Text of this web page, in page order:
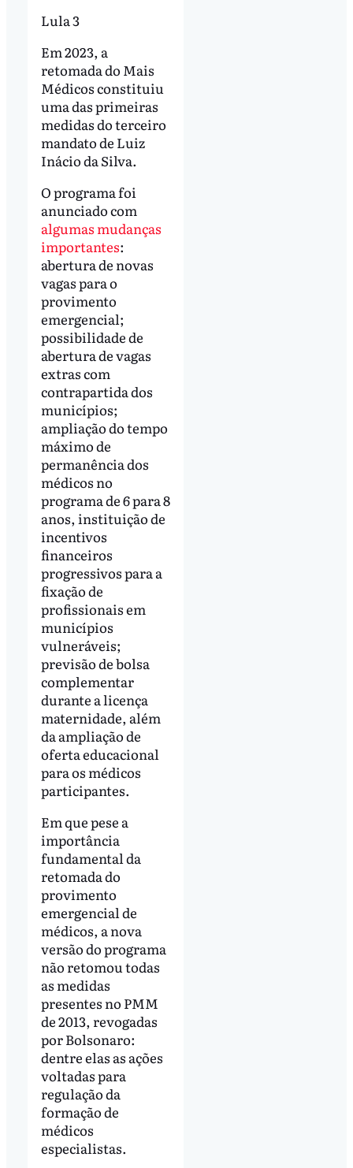
Lula 3
Em 2023, a
retomada do Mais
Médicos constituiu
uma das primeiras
medidas do terceiro
mandato de Luiz
Inácio da Silva.
O programa foi
anunciado com
algumas mudanças
importantes:
abertura de novas
vagas para o
provimento
emergencial;
possibilidade de
abertura de vagas
extras com
contrapartida dos
municípios;
ampliação do tempo
máximo de
permanência dos
médicos no
programa de 6 para 8
anos, instituição de
incentivos
financeiros
progressivos para a
fixação de
profissionais em
municípios
vulneráveis;
previsão de bolsa
complementar
durante a licença
maternidade, além
da ampliação de
oferta educacional
para os médicos
participantes.
Em que pese a
importância
fundamental da
retomada do
provimento
emergencial de
médicos, a nova
versão do programa
não retomou todas
as medidas
presentes no PMM
de 2013, revogadas
por Bolsonaro:
dentre elas as ações
voltadas para
regulação da
formação de
médicos
especialistas.